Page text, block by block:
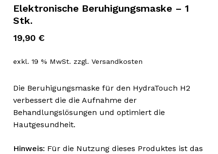
Elektronische Beruhigungsmaske – 1
Stk.
19,90 €
exkl. 19 % MwSt. zzgl. Versandkosten
Die Beruhigungsmaske für den HydraTouch H2
verbessert die die Aufnahme der
Behandlungslösungen und optimiert die
Hautgesundheit.
Hinweis: Für die Nutzung dieses Produktes ist das